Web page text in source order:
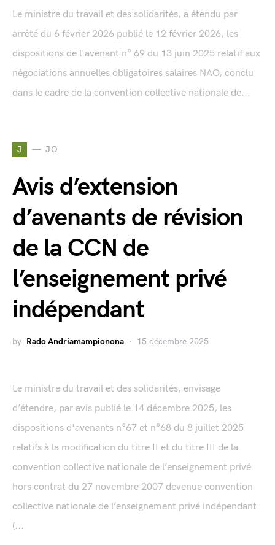
Le ministre du travail et des solidarités, a étendu par
arrêté du 6 février 2026 publié le 12 février 2026, les
dispositions de l'avenant n° 69 du 13 juin 2025 relatif aux
négociations annuelles obligatoires salaires NAO, conclu
dans le cadre de la convention collective nationale de...
J JO
Avis d’extension
d’avenants de révision
de la CCN de
l’enseignement privé
indépendant
by Rado Andriamampionona 15 décembre 2025
Le ministre du travail et des solidarités, envisage
d’étendre, par avis publié le 14 décembre 2025, les
dispositions d'avenants n°67 et n°68 du 8 juillet 2025
relatifs à la modification du titre II et du titre III de la
convention collective nationale de l’enseignement privé
hors contrat du 27 novembre 2007 devenue convention
collective nationale de l’enseignement privé indépendant
(...